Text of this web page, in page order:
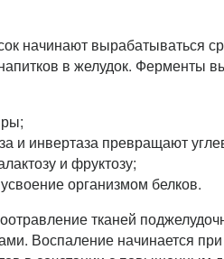
начинают вырабатываться
в желудок. Ферменты
и инвертаза превращают
и фруктозу;
организмом белков.
тканей
Воспаление начинается